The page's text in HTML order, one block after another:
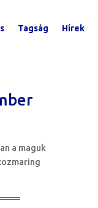
Tagság Hírek
a maguk